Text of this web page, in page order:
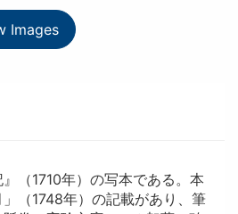
Images
（1710年）の写本である。本
（1748年）の記載があり、筆